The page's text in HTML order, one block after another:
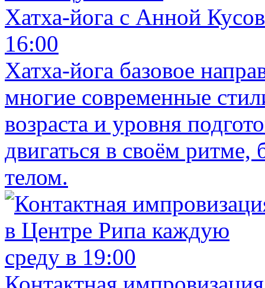
Хатха-йога с Анной
16:00
Хатха-йога базовое
многие современные
возраста и уровня
двигаться в своём ритме,
телом.